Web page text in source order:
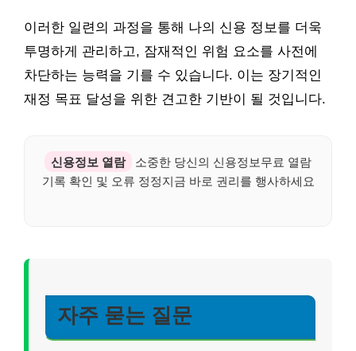
이러한 일련의 과정을 통해 나의 신용 정보를 더욱
투명하게 관리하고, 잠재적인 위험 요소를 사전에
차단하는 능력을 기를 수 있습니다. 이는 장기적인
재정 목표 달성을 위한 견고한 기반이 될 것입니다.
신용정보 열람
소중한 당신의 신용정보무료 열람
기록 확인 및 오류 정정지금 바로 권리를 행사하세요
자주 묻는 질문